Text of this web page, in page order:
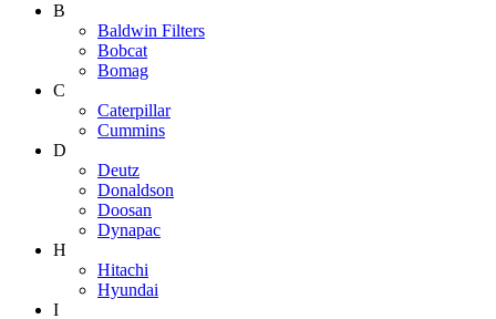
B
Baldwin Filters
Bobcat
Bomag
C
Caterpillar
Cummins
D
Deutz
Donaldson
Doosan
Dynapac
H
Hitachi
Hyundai
I